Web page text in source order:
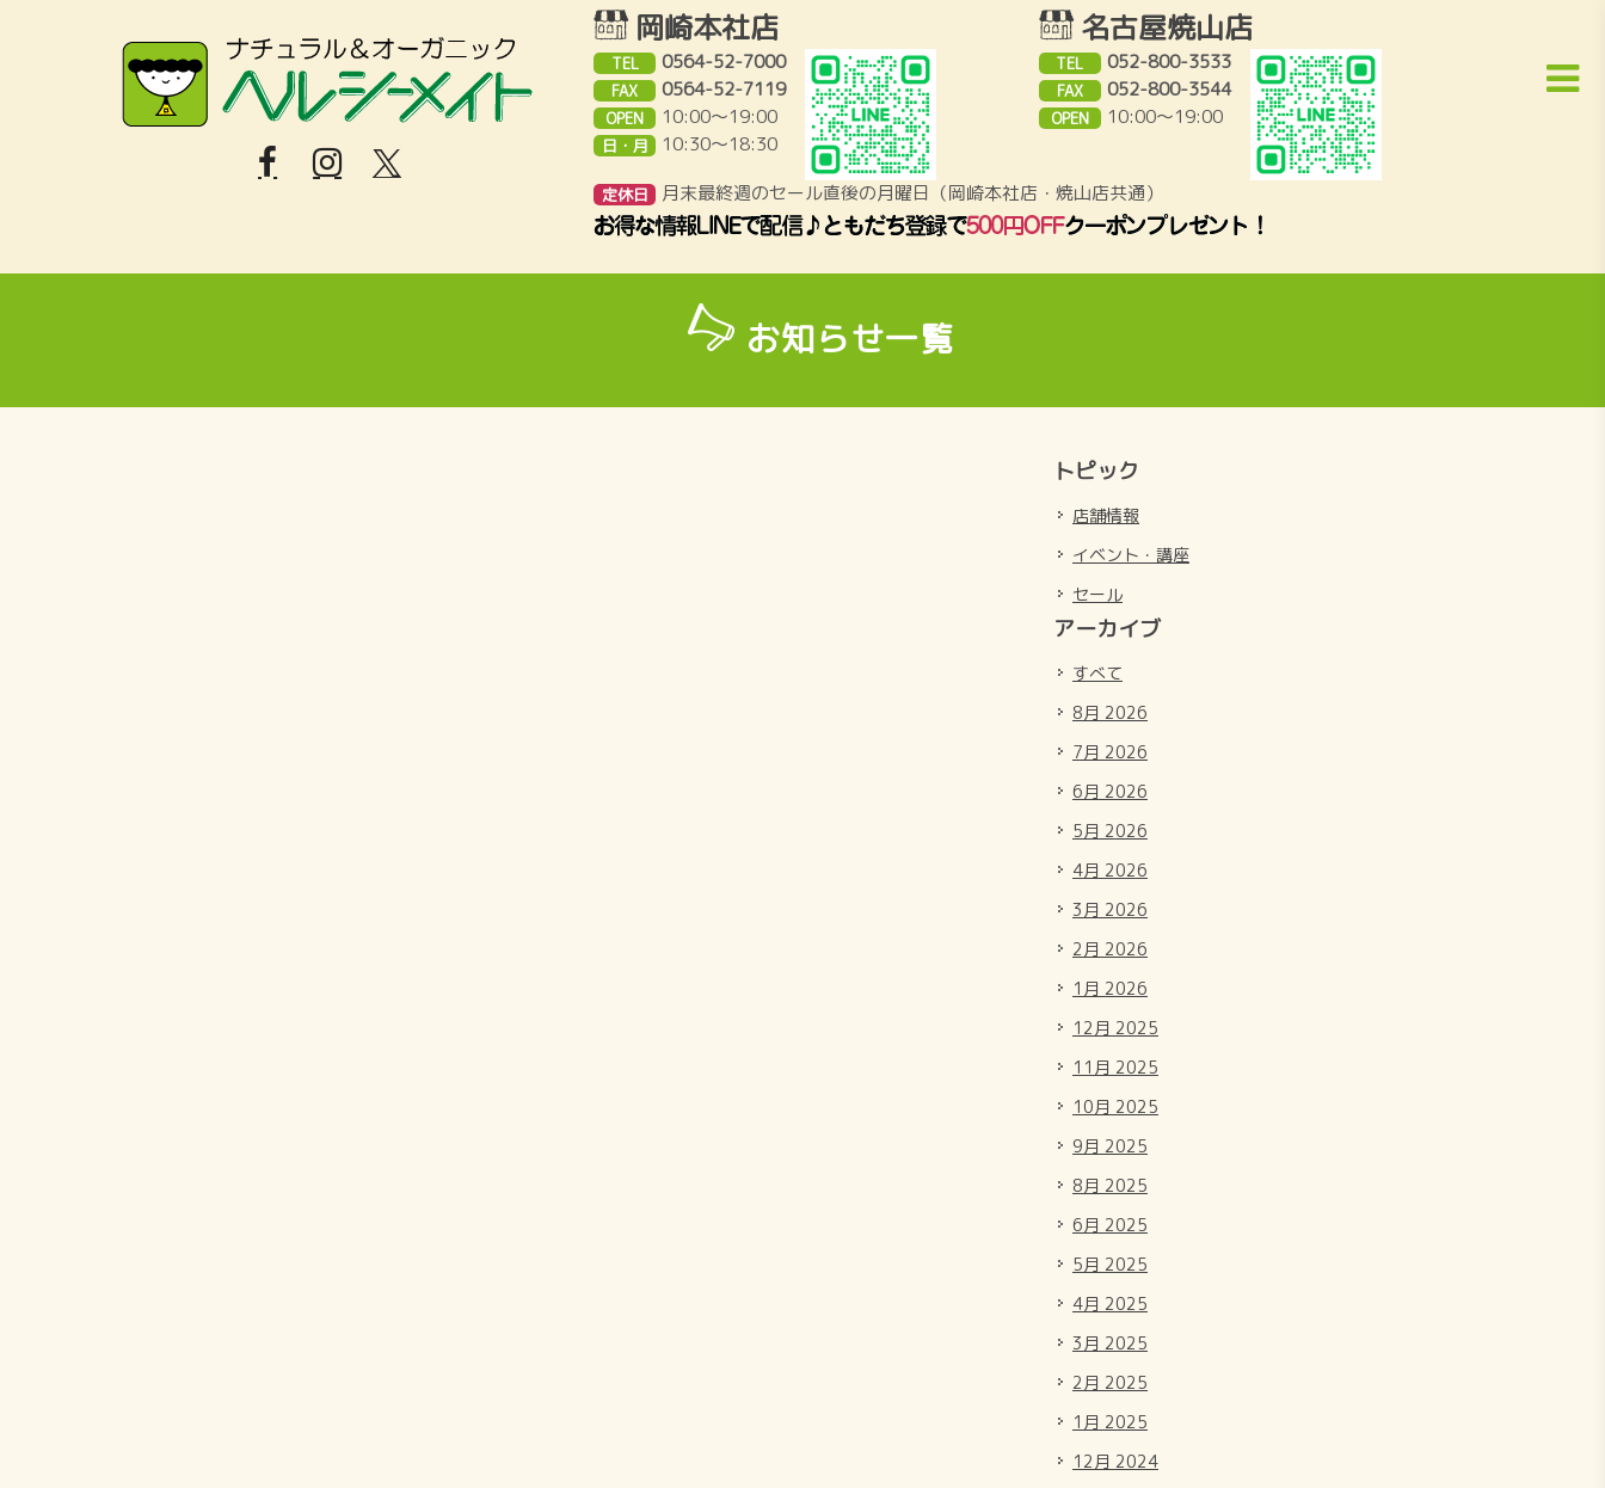
岡崎本社店
TEL 0564-52-7000
FAX 0564-52-7119
OPEN 10:00～19:00
日・月 10:30〜18:30
名古屋焼山店
TEL 052-800-3533
FAX 052-800-3544
OPEN 10:00～19:00
定休日 月末最終週のセール直後の月曜日（岡崎本社店・焼山店共通）
お知らせ一覧
トピック
店舗情報
イベント・講座
セール
アーカイブ
すべて
8月 2026
7月 2026
6月 2026
5月 2026
4月 2026
3月 2026
2月 2026
1月 2026
12月 2025
11月 2025
10月 2025
9月 2025
8月 2025
6月 2025
5月 2025
4月 2025
3月 2025
2月 2025
1月 2025
12月 2024